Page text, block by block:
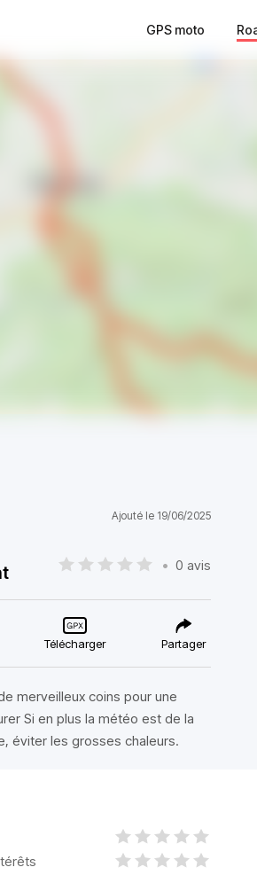
GPS moto
Ajouté le 19/06/2025
• 0 avis
Télécharger Partager
merveilleux coins pour une
Si en plus la météo est de la
éviter les grosses chaleurs.